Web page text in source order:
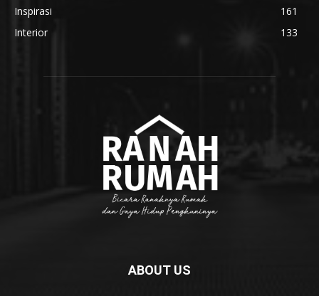
Inspirasi
161
Interior
133
ABOUT US